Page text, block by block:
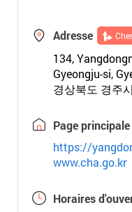
Adresse
134,
Gyeongju-si,
경상북도 경주
Page principale
https://
www.cha.go.kr
Horaires